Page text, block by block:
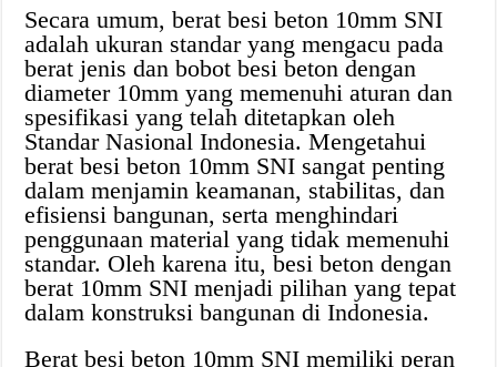
Secara umum, berat besi beton 10mm SNI
adalah ukuran standar yang mengacu pada
berat jenis dan bobot besi beton dengan
diameter 10mm yang memenuhi aturan dan
spesifikasi yang telah ditetapkan oleh
Standar Nasional Indonesia. Mengetahui
berat besi beton 10mm SNI sangat penting
dalam menjamin keamanan, stabilitas, dan
efisiensi bangunan, serta menghindari
penggunaan material yang tidak memenuhi
standar. Oleh karena itu, besi beton dengan
berat 10mm SNI menjadi pilihan yang tepat
dalam konstruksi bangunan di Indonesia.
Berat besi beton 10mm SNI memiliki peran